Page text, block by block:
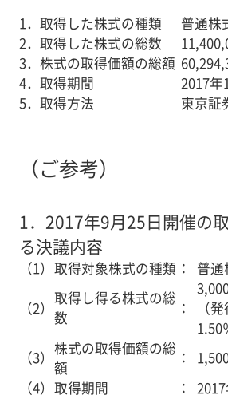
1．取得した株式の種類
普通株
2．取得した株式の総数
3．株式の取得価額の総額
4．取得期間
2017
5．取得方法
東京証
（ご参考）
1． 2017年9月25日開催の
る決議内容
（1） 取得対象株式の種類 ： 普通
（2）
取得し得る株式の総
数
：
（
1.50
（3） 株式の取得価額の総
額
：
（4） 取得期間 ：